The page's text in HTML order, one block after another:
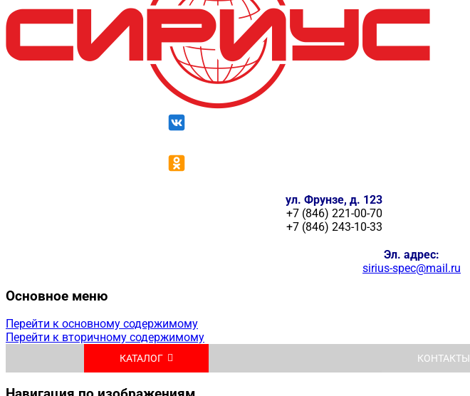
ул. Фрунзе, д. 123
+7 (846) 221-00-70
+7 (846) 243-10-33
Эл. адрес:
sirius-spec@mail.ru
Основное меню
Перейти к основному содержимому
Перейти к вторичному содержимому
КАТАЛОГ КОНТАКТЫ